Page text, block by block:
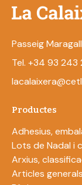
Passeig
Tel. +34 93 243
Productes
Adhesius,
Lots de Nadal i
Arxius,
Articles